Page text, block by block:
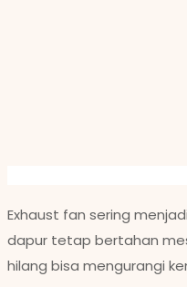
Exhaust fan sering
dapur tetap bertahan
hilang bisa mengurangi